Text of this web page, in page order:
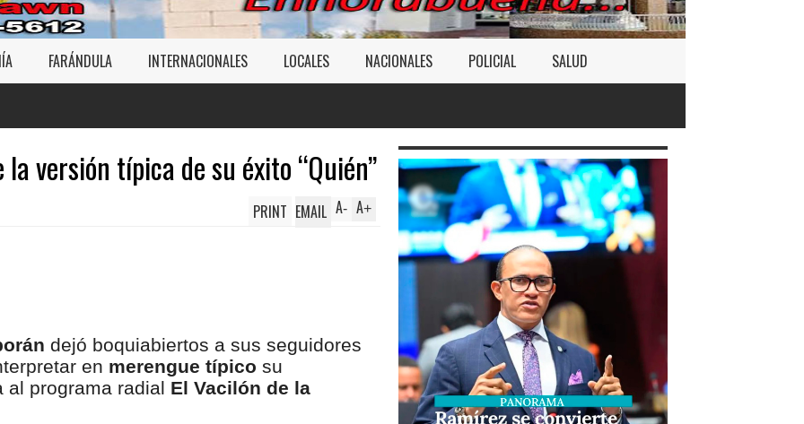
FARÁNDULA INTERNACIONALES LOCALES NACIONALES POLICIAL SALUD
versión típica de su éxito “Quién”
A+
A-
PRINT EMAIL
dejó boquiabiertos a sus seguidores
en merengue típico su
programa radial El Vacilón de la